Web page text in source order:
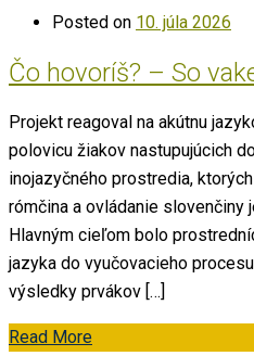
Posted on 10. júla 2026
Čo hovoríš? – So
Projekt reagoval na akútnu
polovicu žiakov nastupujúcich
inojazyčného prostredia,
rómčina a ovládanie slovenčiny
Hlavným cieľom bolo
jazyka do vyučovacieho
výsledky prvákov […]
Read More